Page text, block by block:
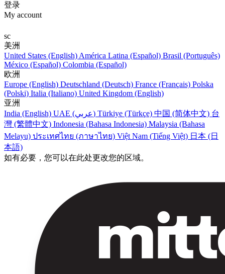
登录
My account
sc
美洲
United States (English) América Latina (Español) Brasil (Português)
México (Español) Colombia (Español)
欧洲
Europe (English) Deutschland (Deutsch) France (Français) Polska
(Polski) Italia (Italiano) United Kingdom (English)
亚洲
India (English)
UAE (عربي) Türkiye (Türkçe) 中国 (简体中文) 台
灣 (繁體中文) Indonesia (Bahasa Indonesia) Malaysia (Bahasa
Melayu) ประเทศไทย (ภาษาไทย) Việt Nam (Tiếng Việt) 日本 (日
本語)
如有必要，您可以在此处更改您的区域。